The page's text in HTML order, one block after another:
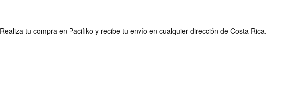
Realiza tu compra en Pacifiko y recibe tu envío en cualquier dirección de Costa Rica.